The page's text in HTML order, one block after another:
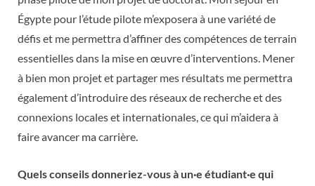
Égypte pour l’étude pilote m’exposera à une variété de
défis et me permettra d’affiner des compétences de terrain
essentielles dans la mise en œuvre d’interventions. Mener
à bien mon projet et partager mes résultats me permettra
également d’introduire des réseaux de recherche et des
connexions locales et internationales, ce qui m’aidera à
faire avancer ma carrière.
Quels conseils donneriez-vous à un·e étudiant·e qui